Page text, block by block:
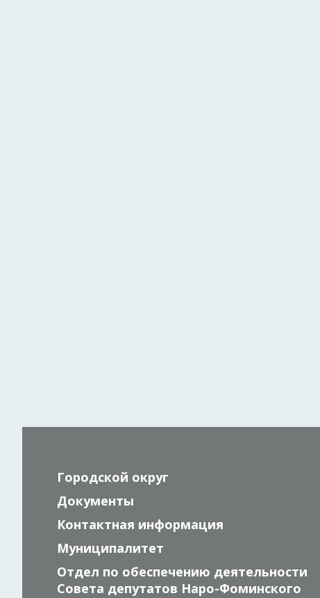
Городской округ
Документы
Контактная информация
Муниципалитет
Отдел по обеспечению деятельности
Совета депутатов Наро-Фоминского